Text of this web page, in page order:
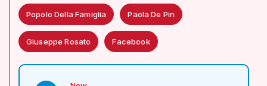
Popolo Della Famiglia Paola De Pin
Giuseppe Rosato Facebook